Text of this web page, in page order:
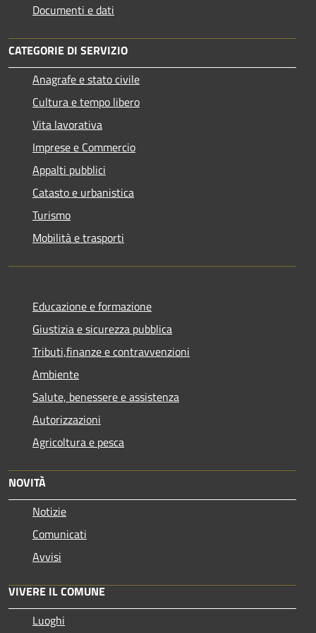
Documenti e dati
CATEGORIE DI SERVIZIO
Anagrafe e stato civile
Cultura e tempo libero
Vita lavorativa
Imprese e Commercio
Appalti pubblici
Catasto e urbanistica
Turismo
Mobilità e trasporti
Educazione e formazione
Giustizia e sicurezza pubblica
Tributi,finanze e contravvenzioni
Ambiente
Salute, benessere e assistenza
Autorizzazioni
Agricoltura e pesca
NOVITÀ
Notizie
Comunicati
Avvisi
VIVERE IL COMUNE
Luoghi